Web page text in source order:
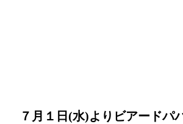
７月１日(水)よりビアードパ